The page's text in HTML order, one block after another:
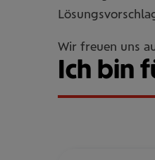
Wir freuen uns
Ich bin